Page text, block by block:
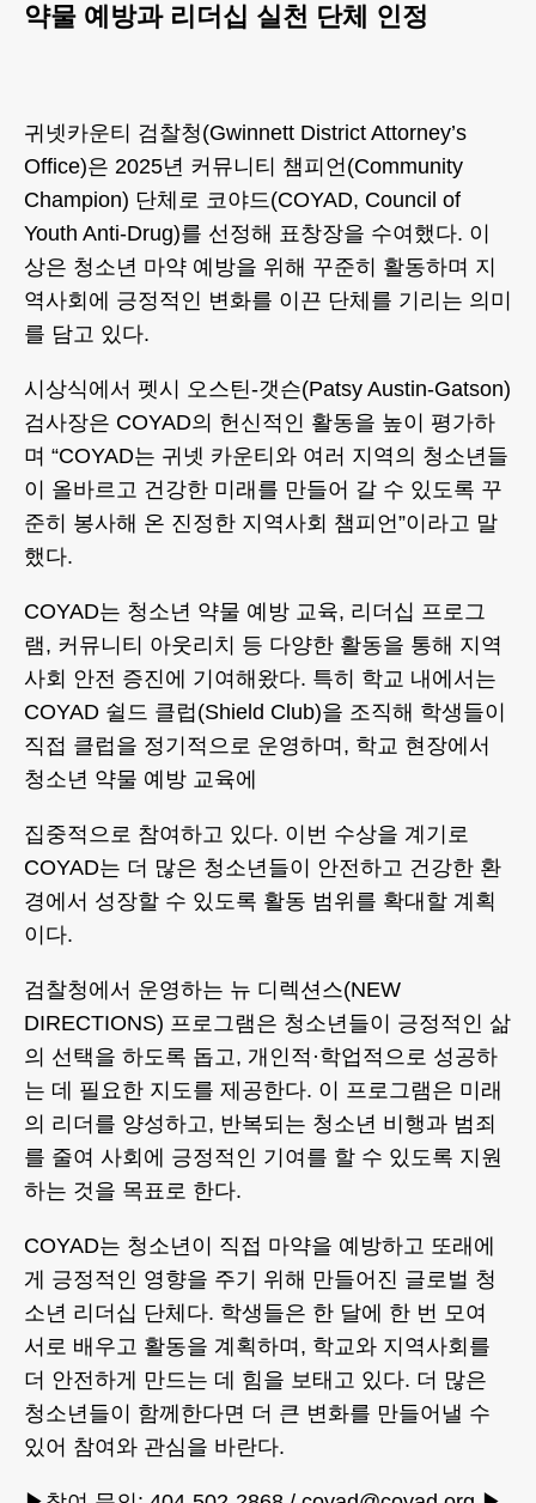
약물 예방과 리더십 실천 단체 인정
귀넷카운티 검찰청(Gwinnett District Attorney’s
Office)은 2025년 커뮤니티 챔피언(Community
Champion) 단체로 코야드(COYAD, Council of
Youth Anti-Drug)를 선정해 표창장을 수여했다. 이
상은 청소년 마약 예방을 위해 꾸준히 활동하며 지
역사회에 긍정적인 변화를 이끈 단체를 기리는 의미
를 담고 있다.
시상식에서 펫시 오스틴-갯슨(Patsy Austin-Gatson)
검사장은 COYAD의 헌신적인 활동을 높이 평가하
며 “COYAD는 귀넷 카운티와 여러 지역의 청소년들
이 올바르고 건강한 미래를 만들어 갈 수 있도록 꾸
준히 봉사해 온 진정한 지역사회 챔피언”이라고 말
했다.
COYAD는 청소년 약물 예방 교육, 리더십 프로그
램, 커뮤니티 아웃리치 등 다양한 활동을 통해 지역
사회 안전 증진에 기여해왔다. 특히 학교 내에서는
COYAD 쉴드 클럽(Shield Club)을 조직해 학생들이
직접 클럽을 정기적으로 운영하며, 학교 현장에서
청소년 약물 예방 교육에
집중적으로 참여하고 있다. 이번 수상을 계기로
COYAD는 더 많은 청소년들이 안전하고 건강한 환
경에서 성장할 수 있도록 활동 범위를 확대할 계획
이다.
검찰청에서 운영하는 뉴 디렉션스(NEW
DIRECTIONS) 프로그램은 청소년들이 긍정적인 삶
의 선택을 하도록 돕고, 개인적·학업적으로 성공하
는 데 필요한 지도를 제공한다. 이 프로그램은 미래
의 리더를 양성하고, 반복되는 청소년 비행과 범죄
를 줄여 사회에 긍정적인 기여를 할 수 있도록 지원
하는 것을 목표로 한다.
COYAD는 청소년이 직접 마약을 예방하고 또래에
게 긍정적인 영향을 주기 위해 만들어진 글로벌 청
소년 리더십 단체다. 학생들은 한 달에 한 번 모여
서로 배우고 활동을 계획하며, 학교와 지역사회를
더 안전하게 만드는 데 힘을 보태고 있다. 더 많은
청소년들이 함께한다면 더 큰 변화를 만들어낼 수
있어 참여와 관심을 바란다.